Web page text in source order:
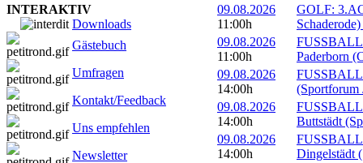
INTERAKTIV
Downloads
Gästebuch
Umfragen
Kontakt/Feedback
Uns empfehlen
Newsletter
09.08.2026
11:00h
GOLF:
09.08.2026
11:00h
Paderborn
09.08.2026
14:00h
(Sportforum
09.08.2026
14:00h
Buttstädt
09.08.2026
14:00h
Dingelstädt